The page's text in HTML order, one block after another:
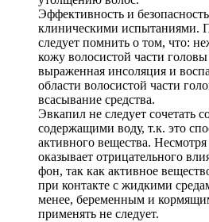
Эффективность и
клиническими испытаниями.
следует помнить о том, что:
кожу волосистой части
выраженная инсоляция и
области волосистой части
всасывание средства.
Эвкапил не следует сочетать
содержащими воду, т.к. это
активного вещества.
оказывает отрицательного
фон, так как активное
при контакте с жидкими
менее, беременным и
применять не следует.